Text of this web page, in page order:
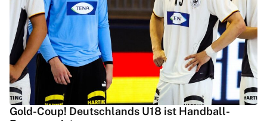
Gold-Coup! Deutschlands U18 ist Handball-